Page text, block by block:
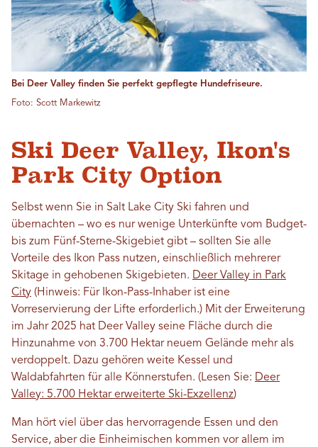
Bei Deer Valley finden Sie perfekt gepflegte Hundefriseure.
Foto: Scott Markewitz
Ski Deer Valley, Ikon's
Park City Option
Selbst wenn Sie in Salt Lake City Ski fahren und
übernachten – wo es nur wenige Unterkünfte vom Budget-
bis zum Fünf-Sterne-Skigebiet gibt – sollten Sie alle
Vorteile des Ikon Pass nutzen, einschließlich mehrerer
Skitage in gehobenen Skigebieten. Deer Valley in Park
City (Hinweis: Für Ikon-Pass-Inhaber ist eine
Vorreservierung der Lifte erforderlich.) Mit der Erweiterung
im Jahr 2025 hat Deer Valley seine Fläche durch die
Hinzunahme von 3.700 Hektar neuem Gelände mehr als
verdoppelt. Dazu gehören weite Kessel und
Waldabfahrten für alle Könnerstufen. (Lesen Sie: Deer
Valley: 5.700 Hektar erweiterte Ski-Exzellenz)
Man hört viel über das hervorragende Essen und den
Service, aber die Einheimischen kommen vor allem im